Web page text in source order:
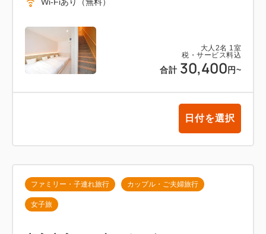
ユニバーサル・スタジオ・ジャパン（USJ）へ歩いて
大人 2名 1室
税・サービス料込
合計 30,400 円~
Wi-Fiあり（無料）
日付を選択
ファミリー・子連れ旅行 カップル・ご夫婦旅行
女子旅